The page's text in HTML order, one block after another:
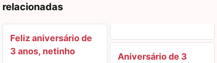
relacionadas
Feliz aniversário de
3 anos, netinho
Aniversário de 3